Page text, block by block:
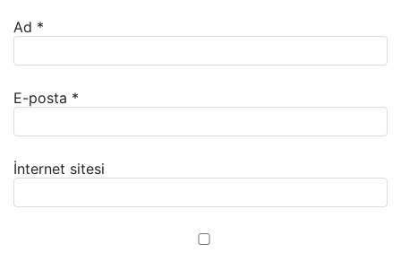
Ad *
E-posta *
İnternet sitesi